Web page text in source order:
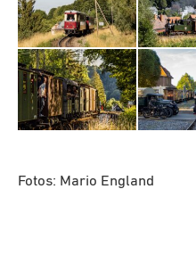
Fotos: Mario England